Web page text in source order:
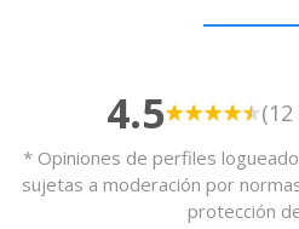
4.5
* Opiniones de perfiles
sujetas a moderación por
protección